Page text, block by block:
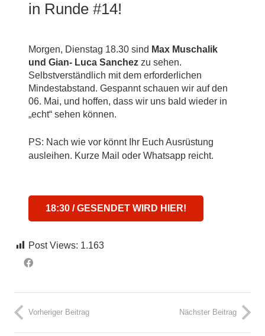
in Runde #14!
Morgen, Dienstag 18.30 sind Max Muschalik
und Gian- Luca Sanchez zu sehen.
Selbstverständlich mit dem erforderlichen
Mindestabstand. Gespannt schauen wir auf den
06. Mai, und hoffen, dass wir uns bald wieder in
„echt“ sehen können.
PS: Nach wie vor könnt Ihr Euch Ausrüstung
ausleihen. Kurze Mail oder Whatsapp reicht.
18:30 / GESENDET WIRD HIER!
Post Views: 1.163
Vorheriger Beitrag Nächster Beitrag